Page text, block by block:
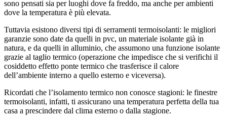
sono pensati sia per luoghi dove fa freddo, ma anche per ambienti
dove la temperatura è più elevata.
Tuttavia esistono diversi tipi di serramenti termoisolanti: le migliori
garanzie sono date da quelli in pvc, un materiale isolante già in
natura, e da quelli in alluminio, che assumono una funzione isolante
grazie al taglio termico (operazione che impedisce che si verifichi il
cosiddetto effetto ponte termico che trasferisce il calore
dell’ambiente interno a quello esterno e viceversa).
Ricordati che l’isolamento termico non conosce stagioni: le finestre
termoisolanti, infatti, ti assicurano una temperatura perfetta della tua
casa a prescindere dal clima esterno o dalla stagione.